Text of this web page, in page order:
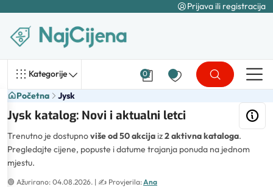
Prijava ili registracija
Kategorije 0
Početna Jysk
Jysk katalog: Novi i aktualni letci
Trenutno je dostupnoviše od 50 akcija iz2 aktivna kataloga.
Pregledajte cijene, popuste i datume trajanja ponuda na jednom
mjestu.
🟢 Ažurirano: 04.08.2026. | ✍️ Provjerila:Ana